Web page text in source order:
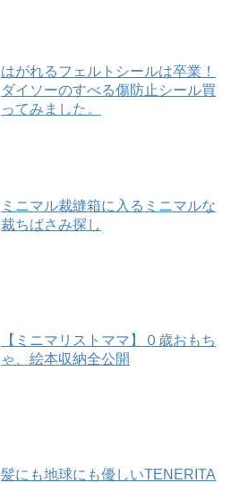
はがれるフェルトシールは卒業！
ダイソーのすべる傷防止シール買
ってみました。
ミニマル裁縫箱に入るミニマルな
裁ちばさみ探し
【ミニマリストママ】０歳おもち
ゃ、絵本収納全公開
髪にも地球にも優しいTENERITA